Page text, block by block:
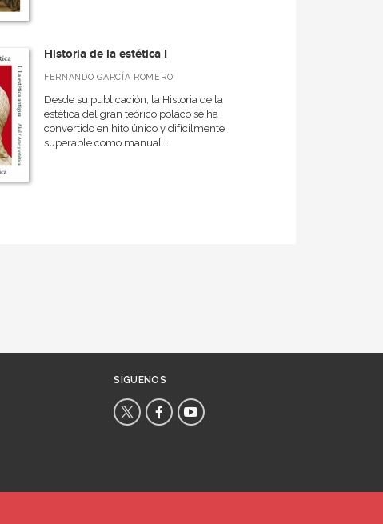
Historia de la estética I
FERNANDO GARCÍA ROMERO
Desde su publicación, la Historia de la
estética del gran teórico polaco se ha
convertido en hito único y difícilmente
superable como manual...
SÍGUENOS